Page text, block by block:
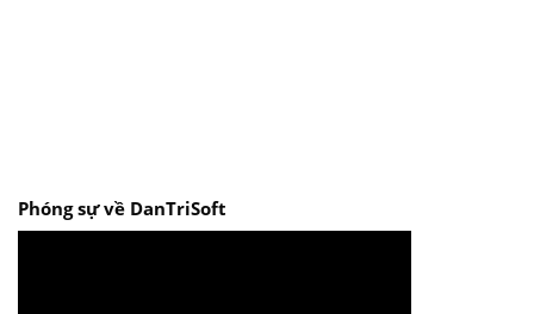
Phóng sự về DanTriSoft